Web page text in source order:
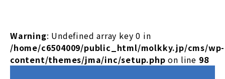
Warning: Undefined array key 0 in
/home/c6504009/public_html/molkky.jp/cms/wp-
content/themes/jma/inc/setup.php on line 98